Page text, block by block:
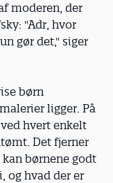
moderen, der
"Adr, hvor
gør det," siger
børn
ligger. På
hvert enkelt
Det fjerner
børnene godt
og hvad der er